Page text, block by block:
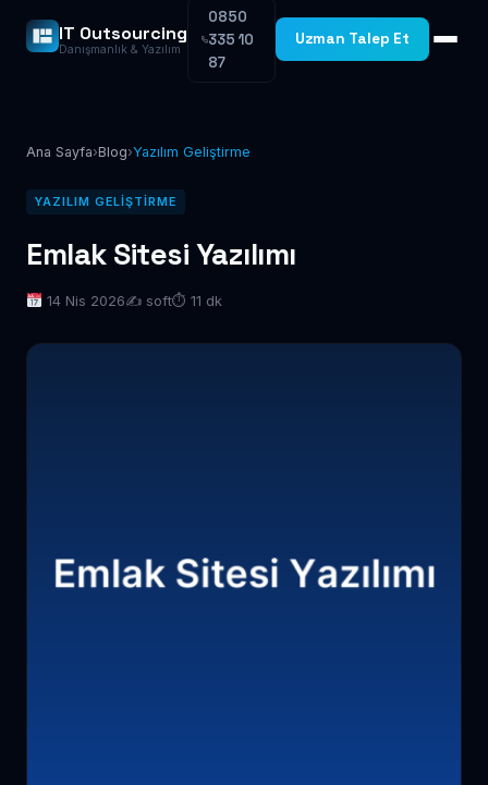
IT Outsourcing
Danışmanlık & Yazılım
0850
335 10
87
Uzman Talep Et
Ana Sayfa›Blog›Yazılım Geliştirme
YAZILIM GELIŞTIRME
Emlak Sitesi Yazılımı
14 Nis 2026✍️ soft⏱ 11 dk